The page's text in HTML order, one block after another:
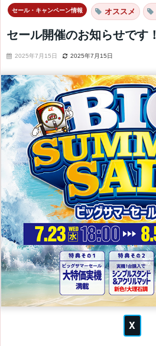
セール・キャンペーン情報 オススメ
セール開催のお知らせです！
2025年7月15日 2025年7月15日